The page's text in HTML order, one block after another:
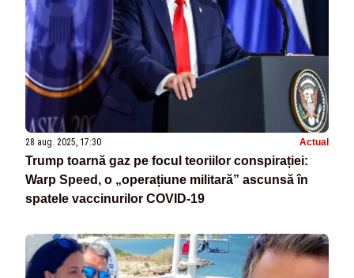
28 aug. 2025, 17:30 Actual
Trump toarnă gaz pe focul teoriilor conspirației:
Warp Speed, o „operațiune militară” ascunsă în
spatele vaccinurilor COVID-19